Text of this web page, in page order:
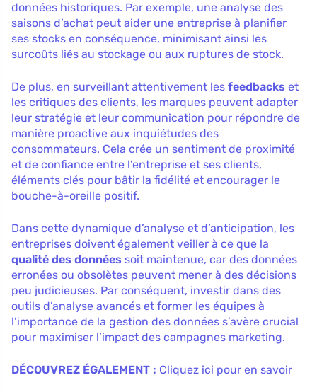
données historiques. Par exemple, une analyse des
saisons d’achat peut aider une entreprise à planifier
ses stocks en conséquence, minimisant ainsi les
surcoûts liés au stockage ou aux ruptures de stock.
De plus, en surveillant attentivement les feedbacks et
les critiques des clients, les marques peuvent adapter
leur stratégie et leur communication pour répondre de
manière proactive aux inquiétudes des
consommateurs. Cela crée un sentiment de proximité
et de confiance entre l’entreprise et ses clients,
éléments clés pour bâtir la fidélité et encourager le
bouche-à-oreille positif.
Dans cette dynamique d’analyse et d’anticipation, les
entreprises doivent également veiller à ce que la
qualité des données soit maintenue, car des données
erronées ou obsolètes peuvent mener à des décisions
peu judicieuses. Par conséquent, investir dans des
outils d’analyse avancés et former les équipes à
l’importance de la gestion des données s’avère crucial
pour maximiser l’impact des campagnes marketing.
DÉCOUVREZ ÉGALEMENT : Cliquez ici pour en savoir